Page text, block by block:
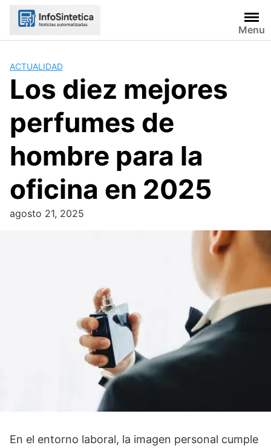
Skip
Menu
ACTUALIDAD
Los diez mejores
perfumes de
hombre para la
oficina en 2025
agosto 21, 2025
En el entorno laboral, la imagen personal cumple